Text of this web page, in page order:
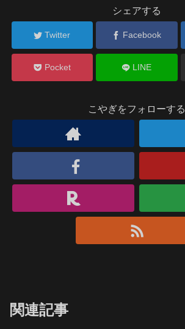
シェアする
Twitter Facebook
Pocket LINE
こやぎをフォローする
関連記事